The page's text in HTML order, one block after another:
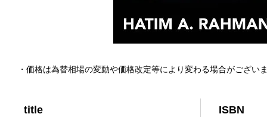
title ISBN
・価格は為替相場の変動や価格改定等により変わる場合がござい